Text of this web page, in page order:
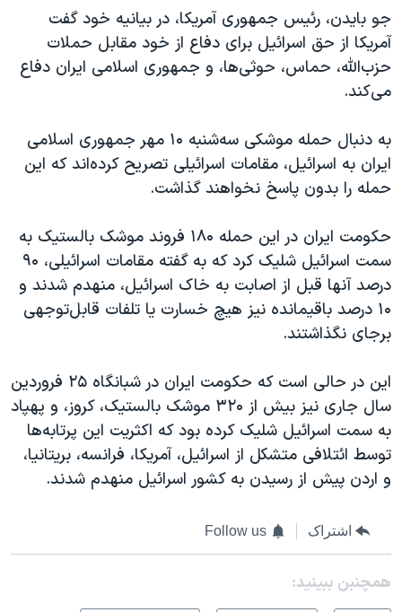
جو بایدن، رئیس جمهوری آمریکا، در بیانیه خود گفت
آمریکا از حق اسرائیل برای دفاع از خود مقابل حملات
حزب‌الله، حماس، حوثی‌ها، و جمهوری اسلامی ایران دفاع
می‌کند.
به دنبال حمله موشکی سه‌شنبه ۱۰ مهر جمهوری اسلامی
ایران به اسرائیل، مقامات اسرائیلی تصریح کرده‌اند که این
حمله را بدون پاسخ نخواهند گذاشت.
حکومت ایران در این حمله ۱۸۰ فروند موشک بالستیک به
سمت اسرائیل شلیک کرد که به گفته مقامات اسرائیلی، ۹۰
درصد آنها قبل از اصابت به خاک اسرائیل، منهدم شدند و
۱۰ درصد باقیمانده نیز هیچ خسارت یا تلفات قابل‌توجهی
برجای نگذاشتند.
این در حالی است که حکومت ایران در شبانگاه ۲۵ فروردین
سال جاری نیز بیش از ۳۲۰ موشک بالستیک، کروز، و پهپاد
به سمت اسرائیل شلیک کرده بود که اکثریت این پرتابه‌ها
توسط ائتلافی متشکل از اسرائیل، آمریکا، فرانسه، بریتانیا،
و اردن پیش از رسیدن به کشور اسرائیل منهدم شدند.
اشتراک Follow us
همچنبن ببینید: